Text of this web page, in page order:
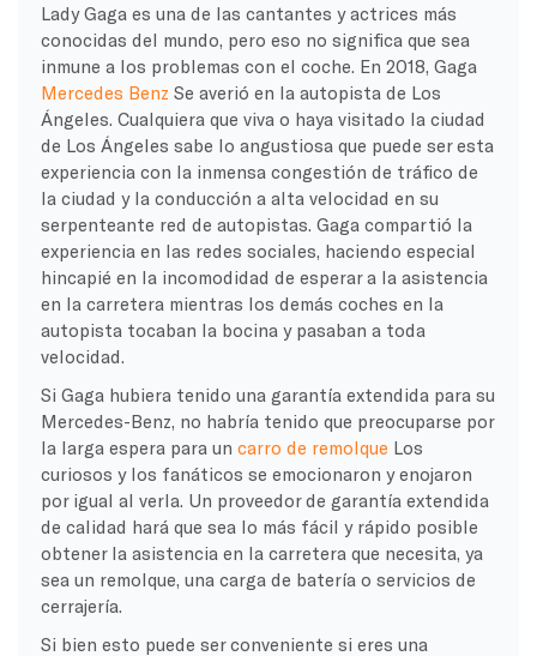
Lady Gaga es una de las cantantes y actrices más
conocidas del mundo, pero eso no significa que sea
inmune a los problemas con el coche. En 2018, Gaga
Mercedes Benz Se averió en la autopista de Los
Ángeles. Cualquiera que viva o haya visitado la ciudad
de Los Ángeles sabe lo angustiosa que puede ser esta
experiencia con la inmensa congestión de tráfico de
la ciudad y la conducción a alta velocidad en su
serpenteante red de autopistas. Gaga compartió la
experiencia en las redes sociales, haciendo especial
hincapié en la incomodidad de esperar a la asistencia
en la carretera mientras los demás coches en la
autopista tocaban la bocina y pasaban a toda
velocidad.
Si Gaga hubiera tenido una garantía extendida para su
Mercedes-Benz, no habría tenido que preocuparse por
la larga espera para un carro de remolque Los
curiosos y los fanáticos se emocionaron y enojaron
por igual al verla. Un proveedor de garantía extendida
de calidad hará que sea lo más fácil y rápido posible
obtener la asistencia en la carretera que necesita, ya
sea un remolque, una carga de batería o servicios de
cerrajería.
Si bien esto puede ser conveniente si eres una